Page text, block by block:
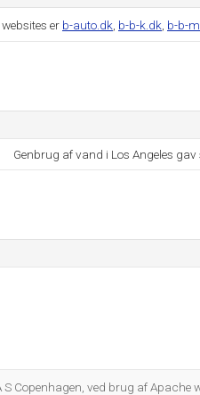
er b-auto.dk b-b-k.dk b-b-
Genbrug af vand i Los Angeles
Copenhagen, ved brug af Apache